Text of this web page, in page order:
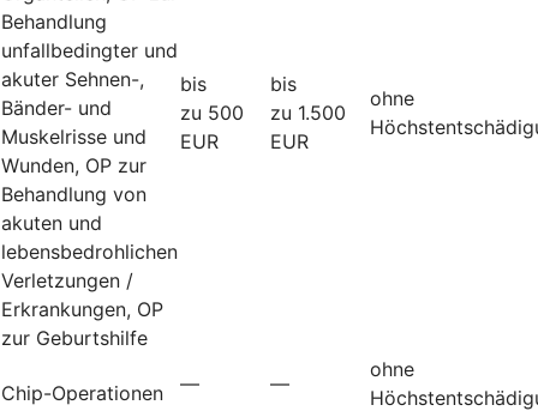
Behandlung
unfallbedingter und
akuter Sehnen-,
Bänder- und
Muskelrisse und
Wunden, OP zur
Behandlung von
akuten und
lebensbedrohlichen
Verletzungen /
Erkrankungen, OP
zur Geburtshilfe
bis
zu 500
EUR
bis
zu 1.500
EUR
ohne
Chip-Operationen — —
ohne